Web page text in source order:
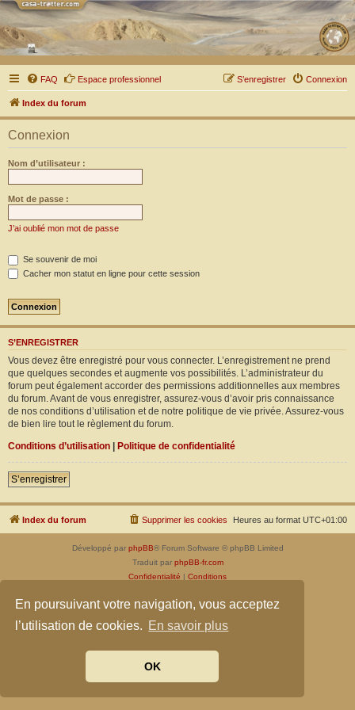
En poursuivant votre navigation, vous acceptez
l’utilisation de cookies. En savoir plus
OK
FAQ Espace professionnel Connexion
S’enregistrer
Index du forum
Connexion
Nom d’utilisateur :
Mot de passe :
J’ai oublié mon mot de passe
Se souvenir de moi
Cacher mon statut en ligne pour cette session
S’ENREGISTRER
Vous devez être enregistré pour vous connecter. L’enregistrement ne prend
que quelques secondes et augmente vos possibilités. L’administrateur du
forum peut également accorder des permissions additionnelles aux membres
du forum. Avant de vous enregistrer, assurez-vous d’avoir pris connaissance
de nos conditions d’utilisation et de notre politique de vie privée. Assurez-vous
de bien lire tout le règlement du forum.
Conditions d’utilisation | Politique de confidentialité
S’enregistrer
Index du forum Heures au format UTC+01:00
Supprimer les cookies
Développé par phpBB® Forum Software © phpBB Limited
Traduit par phpBB-fr.com
Confidentialité | Conditions